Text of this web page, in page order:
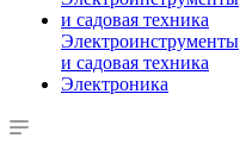
Электроинструменты
и садовая техника
Электроника